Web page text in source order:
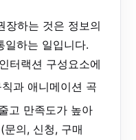
장하는 것은 정보의
일하는 일입니다.
터랙션 구성요소에
칙과 애니메이션 곡
고 만족도가 높아
의, 신청, 구매